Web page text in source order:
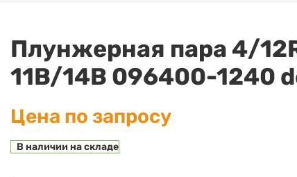
Плунжерная пара 4/12R
11B/14B 096400-1240
Цена по запросу
В наличии на складе